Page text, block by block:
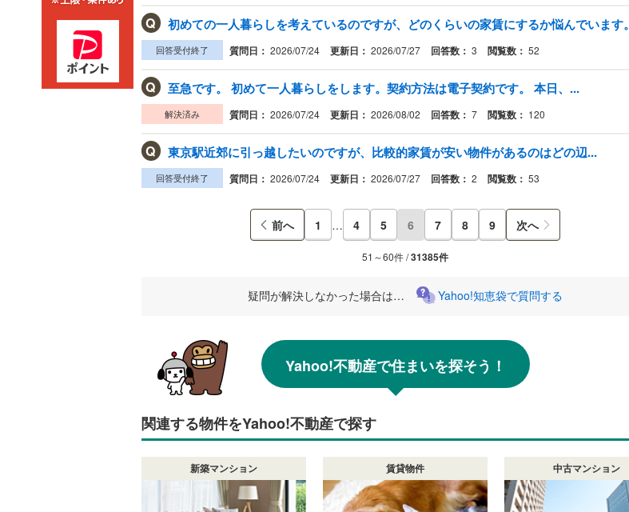
Q 初めての一人暮らしを考えているのですが、どのくらいの家賃にするか悩んでいます。
回答受付終了 質問日： 2026/07/24 更新日： 2026/07/27 回答数： 3 閲覧数： 52
Q 至急です。 初めて一人暮らしをします。契約方法は電子契約です。 本日、...
解決済み 質問日： 2026/07/24 更新日： 2026/08/02 回答数： 7 閲覧数： 120
Q 東京駅近郊に引っ越したいのですが、比較的家賃が安い物件があるのはどの辺...
回答受付終了 質問日： 2026/07/24 更新日： 2026/07/27 回答数： 2 閲覧数： 53
前へ 1 … 4 5 6 7 8 9 次へ
51～60件 /31385件
疑問が解決しなかった場合は… Yahoo!知恵袋で質問する
Yahoo!不動産で住まいを探そう！
関連する物件をYahoo!不動産で探す
新築マンション 賃貸物件 中古マンション